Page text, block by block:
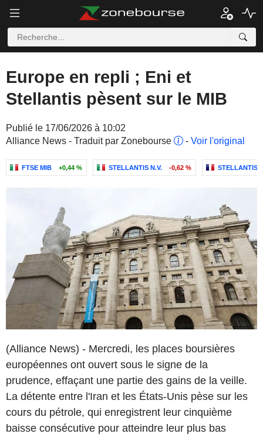
Europe en repli ; Eni et
Stellantis pèsent sur le MIB
Publié le 17/06/2026 à 10:02
Alliance News - Traduit par Zonebourse
- Voir l'original
FTSE MIB +0,44 % STELLANTIS N.V. -0,62 % STELLANTIS
(Alliance News) - Mercredi, les places boursières
européennes ont ouvert sous le signe de la
prudence, effaçant une partie des gains de la veille.
La détente entre l'Iran et les États-Unis pèse sur les
cours du pétrole, qui enregistrent leur cinquième
baisse consécutive pour atteindre leur plus bas